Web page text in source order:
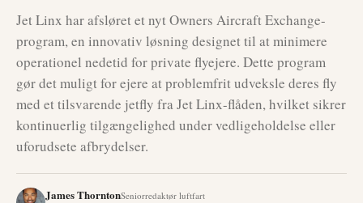
Jet Linx har afsløret et nyt Owners Aircraft Exchange-
program, en innovativ løsning designet til at minimere
operationel nedetid for private flyejere. Dette program
gør det muligt for ejere at problemfrit udveksle deres fly
med et tilsvarende jetfly fra Jet Linx-flåden, hvilket sikrer
kontinuerlig tilgængelighed under vedligeholdelse eller
uforudsete afbrydelser.
James ThorntonSeniorredaktør luftfart